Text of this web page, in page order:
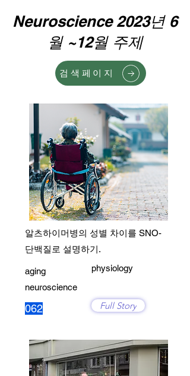
Neuroscience 2023년 6
월 ~12월 주제
검색페이지
알츠하이머병의 성별 차이를 SNO-
단백질로 설명하기.
aging
neuroscience
062
physiology
Full Story